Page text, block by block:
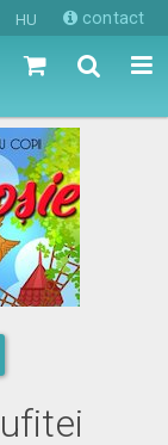
HU contact